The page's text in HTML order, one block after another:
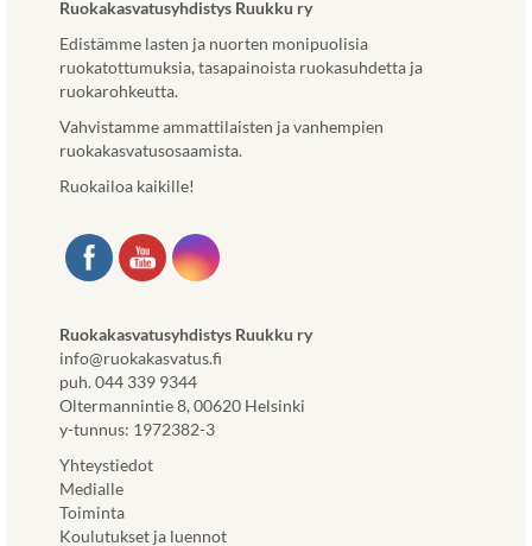
Ruokakasvatusyhdistys Ruukku ry
Edistämme lasten ja nuorten monipuolisia
ruokatottumuksia, tasapainoista ruokasuhdetta ja
ruokarohkeutta.
Vahvistamme ammattilaisten ja vanhempien
ruokakasvatusosaamista.
Ruokailoa kaikille!
Ruokakasvatusyhdistys Ruukku ry
info@ruokakasvatus.fi
puh. 044 339 9344
Oltermannintie 8, 00620 Helsinki
y-tunnus: 1972382-3
Yhteystiedot
Medialle
Toiminta
Koulutukset ja luennot